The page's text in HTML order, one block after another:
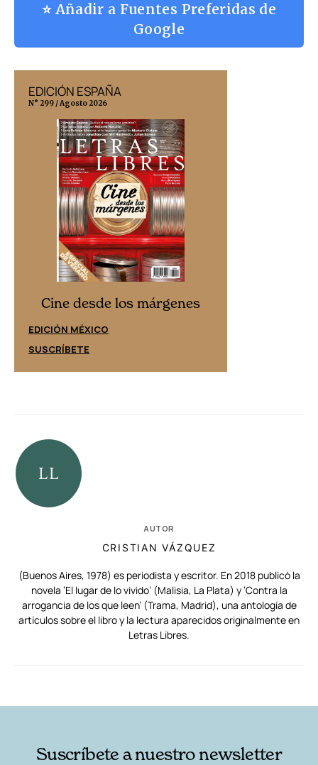
⭐ Añadir a Fuentes Preferidas de
Google
EDICIÓN ESPAÑA
N° 299 / Agosto 2026
Cine desde los márgenes
EDICIÓN MÉXICO
SUSCRÍBETE
AUTOR
CRISTIAN VÁZQUEZ
(Buenos Aires, 1978) es periodista y escritor. En 2018 publicó la
novela ‘El lugar de lo vivido’ (Malisia, La Plata) y ‘Contra la
arrogancia de los que leen’ (Trama, Madrid), una antología de
artículos sobre el libro y la lectura aparecidos originalmente en
Letras Libres.
Suscríbete a nuestro newsletter